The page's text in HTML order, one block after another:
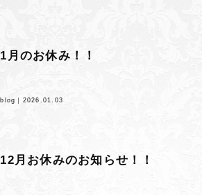
1月のお休み！！
blog｜ 2026.01.03
12月お休みのお知らせ！！